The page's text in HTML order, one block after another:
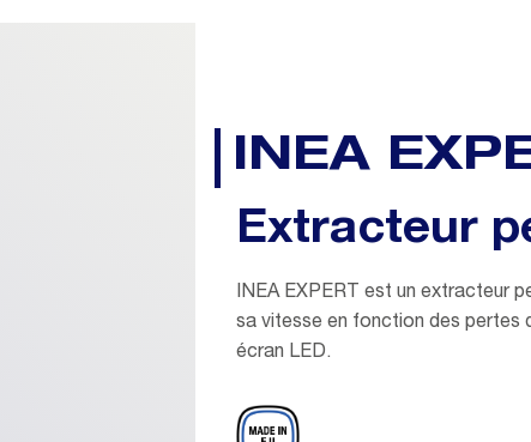
INEA
Extracteur
INEA EXPERT est un extracteur
sa vitesse en fonction des pertes
écran LED.